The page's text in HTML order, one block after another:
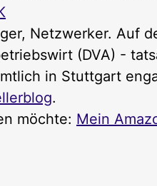
Netzwerker. Auf
(DVA) -
in Stuttgart
.
möchte: Mein